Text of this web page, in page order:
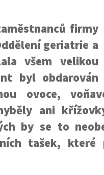
firmy
geriatrie a
všem velikou
byl obdarován
ovoce,
ani
by se to
tašek, které